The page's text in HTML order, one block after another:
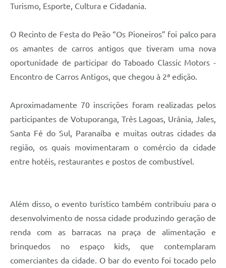
Turismo, Esporte, Cultura e Cidadania.
O Recinto de Festa do Peão “Os Pioneiros” foi palco para
os amantes de carros antigos que tiveram uma nova
oportunidade de participar do Taboado Classic Motors -
Encontro de Carros Antigos, que chegou à 2ª edição.
Aproximadamente 70 inscrições foram realizadas pelos
participantes de Votuporanga, Três Lagoas, Urânia, Jales,
Santa Fé do Sul, Paranaíba e muitas outras cidades da
região, os quais movimentaram o comércio da cidade
entre hotéis, restaurantes e postos de combustível.
Além disso, o evento turístico também contribuiu para o
desenvolvimento de nossa cidade produzindo geração de
renda com as barracas na praça de alimentação e
brinquedos no espaço kids, que contemplaram
comerciantes da cidade. O bar do evento foi tocado pelo